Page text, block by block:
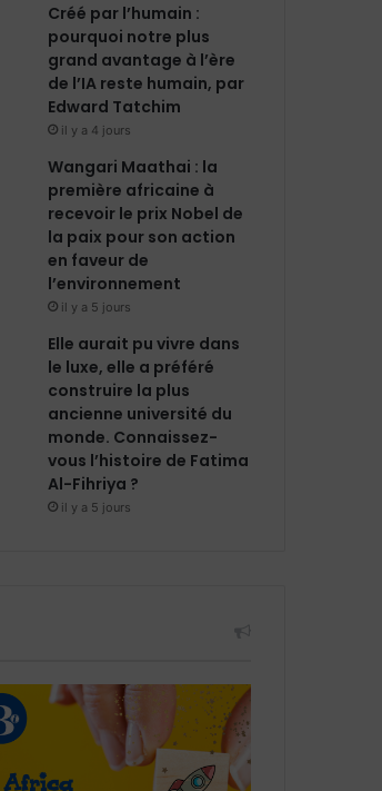
Créé par l’humain :
pourquoi notre plus
grand avantage à l’ère
de l’IA reste humain, par
Edward Tatchim
il y a 4 jours
Wangari Maathai : la
première africaine à
recevoir le prix Nobel de
la paix pour son action
en faveur de
l’environnement
il y a 5 jours
Elle aurait pu vivre dans
le luxe, elle a préféré
construire la plus
ancienne université du
monde. Connaissez-
vous l’histoire de Fatima
Al-Fihriya ?
il y a 5 jours